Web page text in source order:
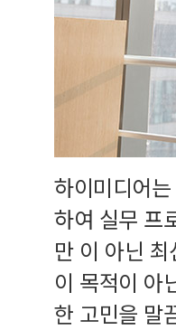
하이미디어
하여 실무 프
만 이 아닌
이 목적이 아
한 고민을 말